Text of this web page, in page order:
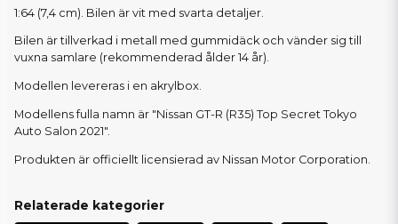
1:64 (7,4 cm). Bilen är vit med svarta detaljer.
Bilen är tillverkad i metall med gummidäck och vänder sig till
vuxna samlare (rekommenderad ålder 14 år).
Modellen levereras i en akrylbox.
Modellens fulla namn är "Nissan GT-R (R35) Top Secret Tokyo
Auto Salon 2021".
Produkten är officiellt licensierad av Nissan Motor Corporation.
Relaterade kategorier